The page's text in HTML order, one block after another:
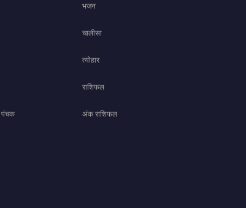
पंचक
भजन
चालीसा
त्योहार
राशिफल
अंक राशिफल